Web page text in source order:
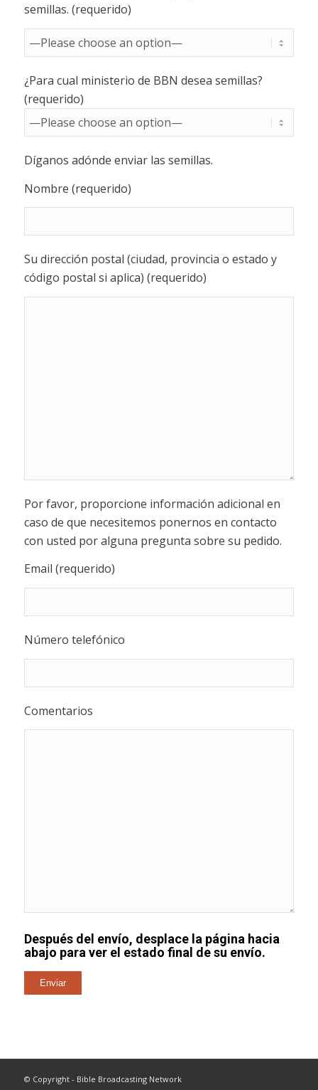
semillas. (requerido)
¿Para cual ministerio de BBN desea semillas?
(requerido)
Díganos adónde enviar las semillas.
Nombre (requerido)
Su dirección postal (ciudad, provincia o estado y
código postal si aplica) (requerido)
Por favor, proporcione información adicional en
caso de que necesitemos ponernos en contacto
con usted por alguna pregunta sobre su pedido.
Email (requerido)
Número telefónico
Comentarios
Después del envío, desplace la página hacia
abajo para ver el estado final de su envío.
© Copyright - Bible Broadcasting Network